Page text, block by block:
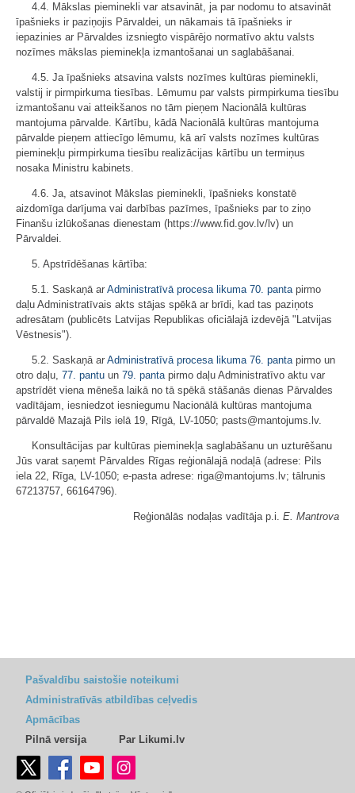
4.4. Mākslas pieminekli var atsavināt, ja par nodomu to atsavināt
īpašnieks ir paziņojis Pārvaldei, un nākamais tā īpašnieks ir
iepazinies ar Pārvaldes izsniegto vispārējo normatīvo aktu valsts
nozīmes mākslas pieminekļa izmantošanai un saglabāšanai.
4.5. Ja īpašnieks atsavina valsts nozīmes kultūras pieminekli,
valstij ir pirmpirkuma tiesības. Lēmumu par valsts pirmpirkuma tiesību
izmantošanu vai atteikšanos no tām pieņem Nacionālā kultūras
mantojuma pārvalde. Kārtību, kādā Nacionālā kultūras mantojuma
pārvalde pieņem attiecīgo lēmumu, kā arī valsts nozīmes kultūras
pieminekļu pirmpirkuma tiesību realizācijas kārtību un termiņus
nosaka Ministru kabinets.
4.6. Ja, atsavinot Mākslas pieminekli, īpašnieks konstatē
aizdomīga darījuma vai darbības pazīmes, īpašnieks par to ziņo
Finanšu izlūkošanas dienestam (https://www.fid.gov.lv/lv) un
Pārvaldei.
5. Apstrīdēšanas kārtība:
5.1. Saskaņā ar Administratīvā procesa likuma 70. pantapirmo
daļu Administratīvais akts stājas spēkā ar brīdi, kad tas paziņots
adresātam (publicēts Latvijas Republikas oficiālajā izdevējā "Latvijas
Vēstnesis").
5.2. Saskaņā ar Administratīvā procesa likuma 76. pantapirmo un
otro daļu, 77. pantu un 79. pantapirmo daļu Administratīvo aktu var
apstrīdēt viena mēneša laikā no tā spēkā stāšanās dienas Pārvaldes
vadītājam, iesniedzot iesniegumu Nacionālā kultūras mantojuma
pārvaldē Mazajā Pils ielā 19, Rīgā, LV-1050; pasts@mantojums.lv.
Konsultācijas par kultūras pieminekļa saglabāšanu un uzturēšanu
Jūs varat saņemt Pārvaldes Rīgas reģionālajā nodaļā (adrese: Pils
iela 22, Rīga, LV-1050; e-pasta adrese: riga@mantojums.lv; tālrunis
67213757, 66164796).
Reģionālās nodaļas vadītāja p.i. E. Mantrova
Pašvaldību saistošie noteikumi
Administratīvās atbildības ceļvedis
Apmācības
Pilnā versija
Par Likumi.lv